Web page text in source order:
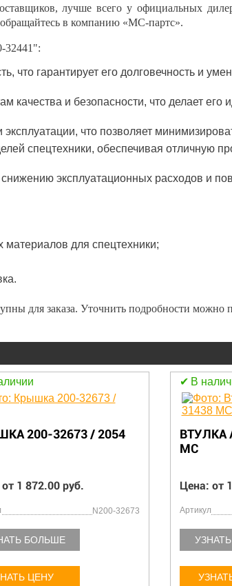
лучше всего у официальных
в компанию «МС-партс».
32441":
что гарантирует его долговечность и
качества и безопасности, что делает
что позволяет
спецтехники, обеспечивая отличную
снижению эксплуатационных расходов и
для спецтехники;
для заказа. Уточнить подробности можно
200-32673 / 2054
1 872.00 руб.
N200-32673
БОЛЬШЕ
ЦЕНУ
В
ВТУЛКА
MC
Цена: от
Артикул